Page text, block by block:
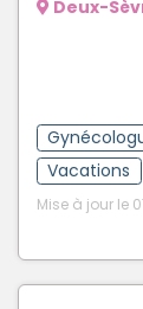
Deux-
Vacations
Mise à jour le